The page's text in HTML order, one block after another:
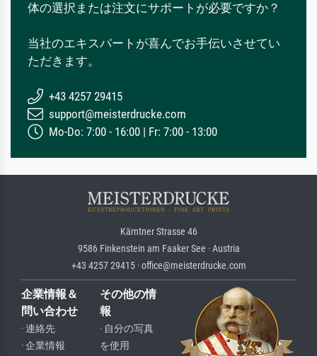
体の選択または注文にサポートが必要ですか？
当社のエキスパートが喜んでお手伝いさせてい
ただきます。
+43 4257 29415
support@meisterdrucke.com
Mo-Do: 7:00 - 16:00 | Fr: 7:00 - 13:00
Kärntner Strasse 46
9586 Finkenstein am Faaker See · Austria
+43 4257 29415 · office@meisterdrucke.com
企業情報＆
問い合わせ
· 連絡先
· 企業情報
その他の情
報
· 自分の写真
を使用